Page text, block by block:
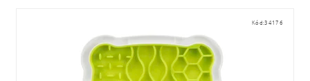
Kód:34176